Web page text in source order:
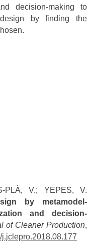
decision-making to
by finding the
PLÀ, V.; YEPES, V.
by metamodel-
and decision-
of Cleaner Production,